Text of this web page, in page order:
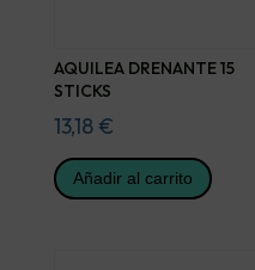
AQUILEA DRENANTE 15
STICKS
13,18 €
Añadir al carrito